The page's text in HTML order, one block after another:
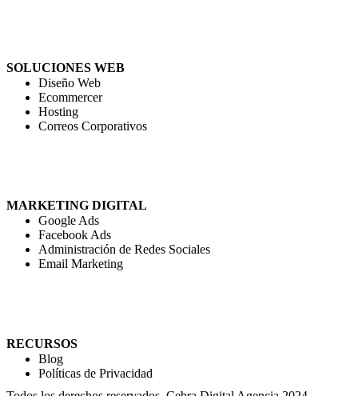
SOLUCIONES WEB
Diseño Web
Ecommercer
Hosting
Correos Corporativos
MARKETING DIGITAL
Google Ads
Facebook Ads
Administración de Redes Sociales
Email Marketing
RECURSOS
Blog
Políticas de Privacidad